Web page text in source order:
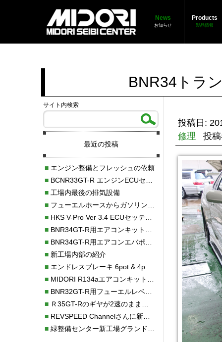
News
お知らせ
Products
製品情報
BNR34トラ
投稿日:
修理
投
サイト内検索
最近の投稿
■エンジン整備とフレッシュの依頼
■BCNR33GT-R エンジンECUセッティング調整
■工場内最後の排気設備
■フューエルホースからガソリン漏れ
■HKS V-Pro Ver 3.4 ECUセッティング
■BNR34GT-R用エアコンキット新発売！！
■BNR34GT-R用エアコンエバポレーターを新発売！！
■新工場内部の紹介
■エンドレスブレーキ 6pot & 4potオーバーホール
■MIDORI R134aエアコンキットタイプⅡ取り付け
■BNR32GT-R用フューエルレベルセンサー新発売！！
■Ｒ35GT-Rのギヤが2速のまま変速しない！！
■REVSPEED Channelさんに新社屋を紹介していただきました!!
■緑整備センター新工場グランドオープン・続報